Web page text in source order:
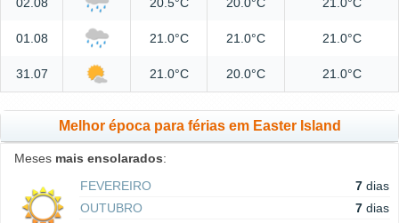
02.08 20.5°C 20.0°C 21.0°C
01.08 21.0°C 21.0°C 21.0°C
31.07 21.0°C 20.0°C 21.0°C
Melhor época para férias em Easter Island
Meses mais ensolarados:
FEVEREIRO
7 dias
OUTUBRO
7 dias